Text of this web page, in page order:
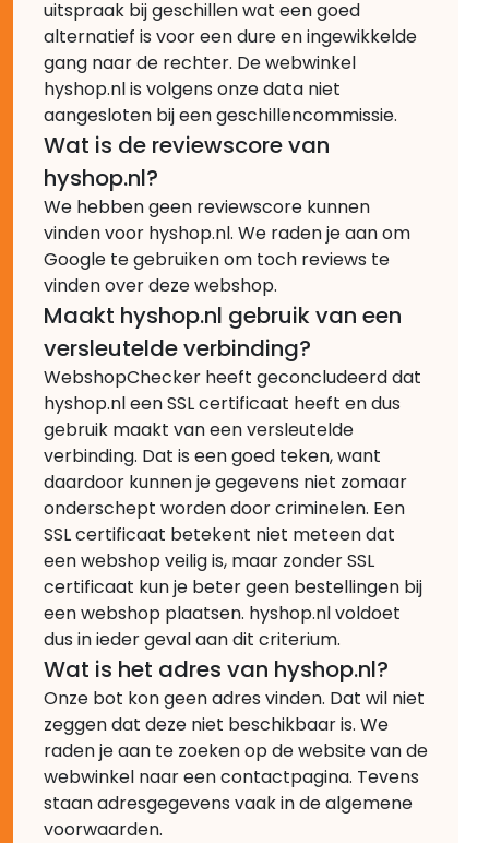
uitspraak bij geschillen wat een goed
alternatief is voor een dure en ingewikkelde
gang naar de rechter. De webwinkel
hyshop.nl is volgens onze data niet
aangesloten bij een geschillencommissie.
Wat is de reviewscore van
hyshop.nl?
We hebben geen reviewscore kunnen
vinden voor hyshop.nl. We raden je aan om
Google te gebruiken om toch reviews te
vinden over deze webshop.
Maakt hyshop.nl gebruik van een
versleutelde verbinding?
WebshopChecker heeft geconcludeerd dat
hyshop.nl een SSL certificaat heeft en dus
gebruik maakt van een versleutelde
verbinding. Dat is een goed teken, want
daardoor kunnen je gegevens niet zomaar
onderschept worden door criminelen. Een
SSL certificaat betekent niet meteen dat
een webshop veilig is, maar zonder SSL
certificaat kun je beter geen bestellingen bij
een webshop plaatsen. hyshop.nl voldoet
dus in ieder geval aan dit criterium.
Wat is het adres van hyshop.nl?
Onze bot kon geen adres vinden. Dat wil niet
zeggen dat deze niet beschikbaar is. We
raden je aan te zoeken op de website van de
webwinkel naar een contactpagina. Tevens
staan adresgegevens vaak in de algemene
voorwaarden.